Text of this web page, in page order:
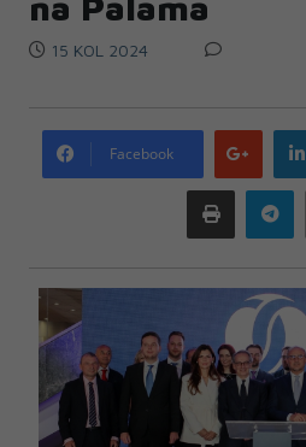
15 KOL 2024
Facebook
plus
Print